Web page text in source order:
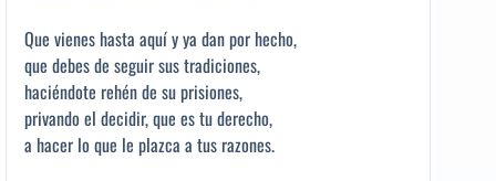
Que vienes hasta aquí y ya dan por hecho,
que debes de seguir sus tradiciones,
haciéndote rehén de su prisiones,
privando el decidir, que es tu derecho,
a hacer lo que le plazca a tus razones.